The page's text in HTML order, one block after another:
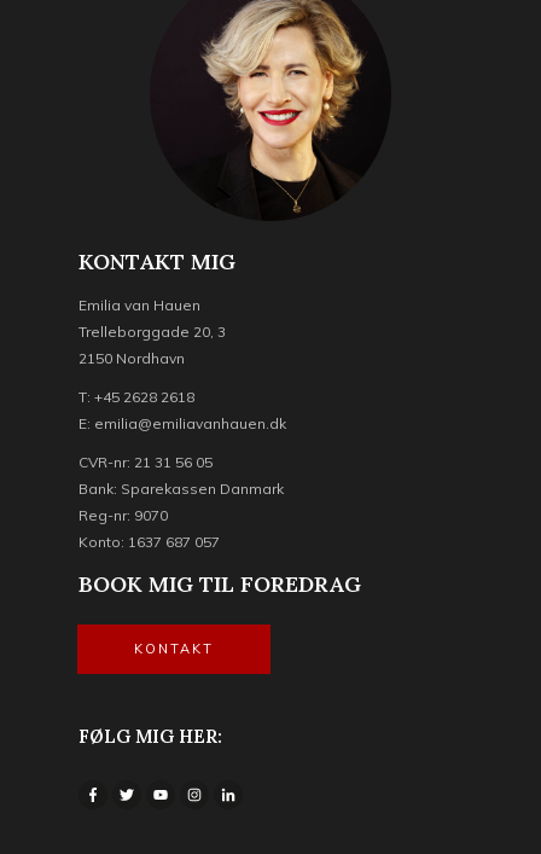
KONTAKT MIG
Emilia van Hauen
Trelleborggade 20, 3
2150 Nordhavn
T: +45 2628 2618
E: emilia@emiliavanhauen.dk
CVR-nr: 21 31 56 05
Bank: Sparekassen Danmark
Reg-nr: 9070
Konto: 1637 687 057
BOOK MIG TIL FOREDRAG
KONTAKT
FØLG MIG HER: